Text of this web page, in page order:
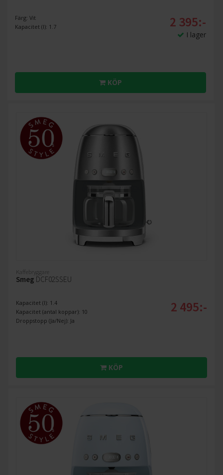
Färg: Vit
Kapacitet (l): 1.7
2 395:-
I lager
KÖP
Kaffebryggare
Smeg DCF02SSEU
Kapacitet (l): 1.4
Kapacitet (antal koppar): 10
Droppstopp (Ja/Nej): Ja
2 495:-
KÖP